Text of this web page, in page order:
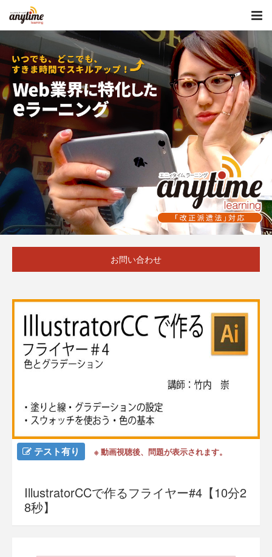
お問い合わせ
テスト有り ※ 動画視聴後、問題が表示されます。
IllustratorCCで作るフライヤー#4【10分2
8秒】